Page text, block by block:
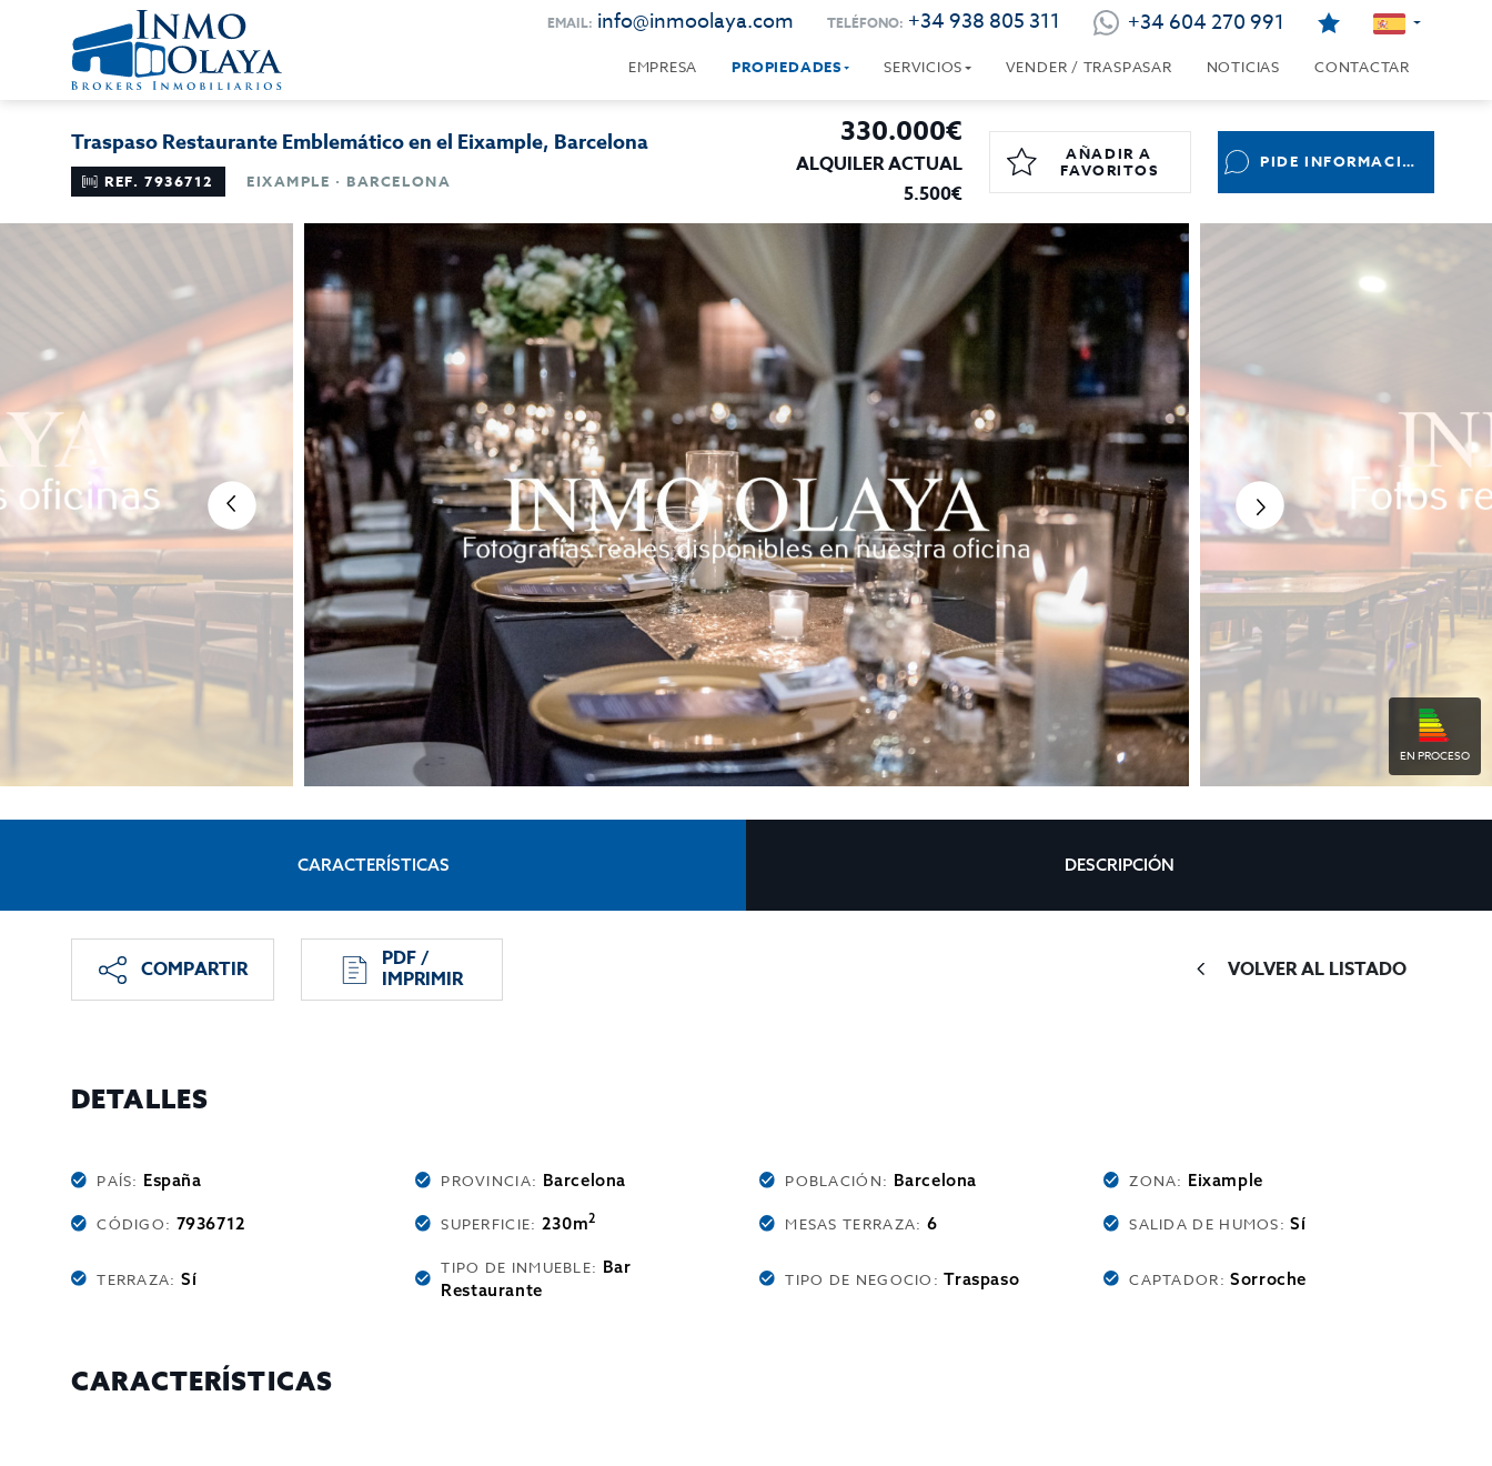
EMAIL: info@inmoolaya.com TELÉFONO: +34 938 805 311 +34 604 270 991
EMPRESA PROPIEDADES SERVICIOS VENDER / TRASPASAR NOTICIAS CONTACTAR
Traspaso Restaurante Emblemático en el Eixample, Barcelona
REF. 7936712 EIXAMPLE · BARCELONA
330.000€
ALQUILER ACTUAL
5.500€
AÑADIR A
FAVORITOS
PIDE INFORMACIÓN
EN PROCESO
CARACTERÍSTICAS DESCRIPCIÓN
COMPARTIR PDF /
IMPRIMIR VOLVER AL LISTADO
DETALLES
PAÍS: España PROVINCIA: Barcelona POBLACIÓN: Barcelona ZONA: Eixample
CÓDIGO: 7936712 SUPERFICIE: 230m2 MESAS TERRAZA: 6 SALIDA DE HUMOS:Sí
TERRAZA: Sí
TIPO DE INMUEBLE: Bar
Restaurante
TIPO DE NEGOCIO:Traspaso CAPTADOR:Sorroche
CARACTERÍSTICAS